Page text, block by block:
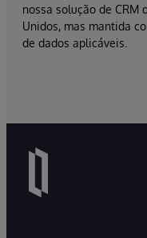
nossa solução de CRM
Unidos, mas mantida
de dados aplicáveis.